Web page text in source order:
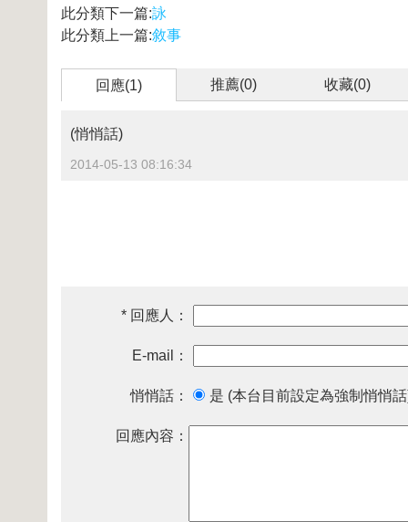
此分類下一篇:詠
此分類上一篇:敘事
回應(1) 推薦(0) 收藏(0)
(悄悄話)
2014-05-13 08:16:34
* 回應人：
E-mail：
悄悄話： 是 (本台目前設定為強制悄悄
回應內容：